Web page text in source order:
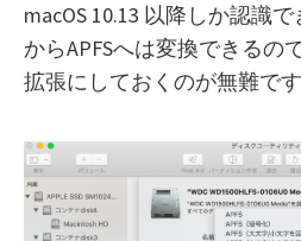
macOS 10.13 以降しか認識
からAPFSへは変換できるの
拡張にしておくのが無難です